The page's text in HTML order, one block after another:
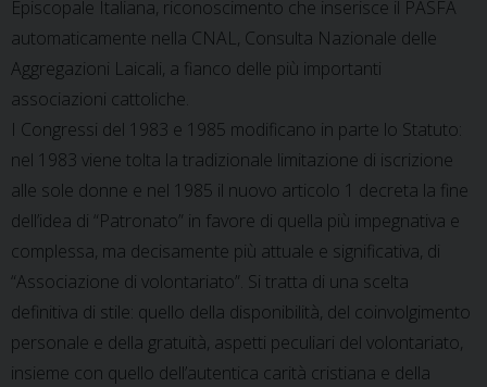
Episcopale Italiana, riconoscimento che inserisce il PASFA
automaticamente nella CNAL, Consulta Nazionale delle
Aggregazioni Laicali, a fianco delle più importanti
associazioni cattoliche.
I Congressi del 1983 e 1985 modificano in parte lo Statuto:
nel 1983 viene tolta la tradizionale limitazione di iscrizione
alle sole donne e nel 1985 il nuovo articolo 1 decreta la fine
dell’idea di “Patronato” in favore di quella più impegnativa e
complessa, ma decisamente più attuale e significativa, di
“Associazione di volontariato”. Si tratta di una scelta
definitiva di stile: quello della disponibilità, del coinvolgimento
personale e della gratuità, aspetti peculiari del volontariato,
insieme con quello dell’autentica carità cristiana e della